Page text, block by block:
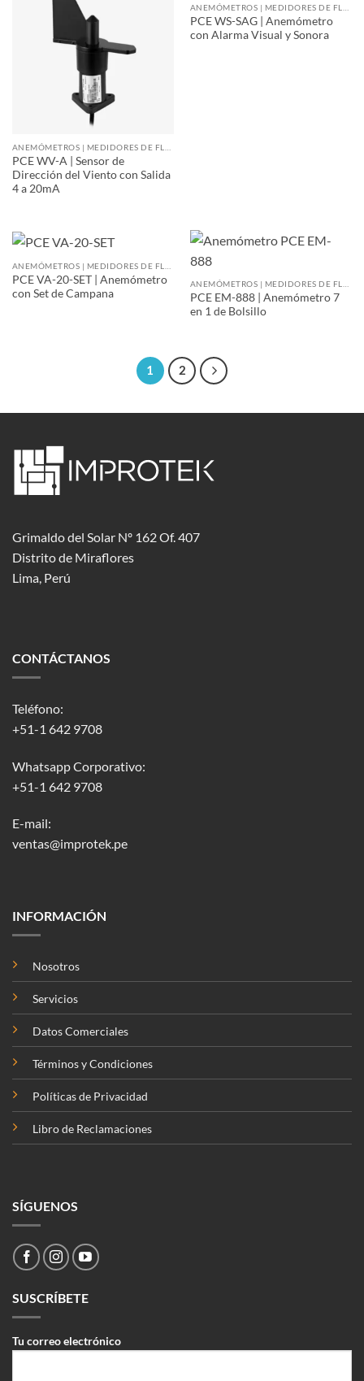
PCE WV-A | Sensor de
Dirección del Viento con Salida
4 a 20mA
PCE WS-SAG | Anemómetro
con Alarma Visual y Sonora
PCE VA-20-SET | Anemómetro
con Set de Campana
PCE EM-888 | Anemómetro 7
en 1 de Bolsillo
1 2
Grimaldo del Solar Nº 162 Of. 407
Distrito de Miraflores
Lima, Perú
CONTÁCTANOS
Teléfono:
+51-1 642 9708
Whatsapp Corporativo:
+51-1 642 9708
E-mail:
ventas@improtek.pe
INFORMACIÓN
Nosotros
Servicios
Datos Comerciales
Términos y Condiciones
Políticas de Privacidad
Libro de Reclamaciones
SÍGUENOS
SUSCRÍBETE
Tu correo electrónico